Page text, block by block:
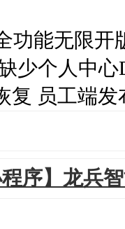
功能无限
少个人中
复 员工端发
程序】龙兵